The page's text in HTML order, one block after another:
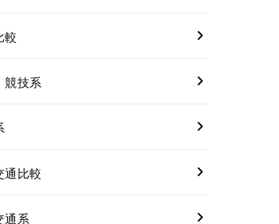
較
競技系
通比較
通系